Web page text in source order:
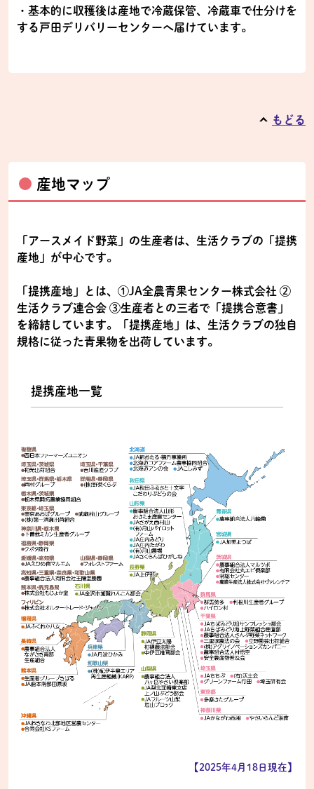
・基本的に収穫後は産地で冷蔵保管、冷蔵車で仕分けを
する戸田デリバリーセンターへ届けています。
もどる
産地マップ
「アースメイド野菜」の生産者は、生活クラブの「提携
産地」が中心です。
「提携産地」とは、①JA全農青果センター株式会社 ②
生活クラブ連合会 ③生産者との三者で「提携合意書」
を締結しています。「提携産地」は、生活クラブの独自
規格に従った青果物を出荷しています。
提携産地一覧
【2025年4月18日現在】